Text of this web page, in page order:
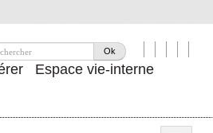
Ok
Espace vie-interne